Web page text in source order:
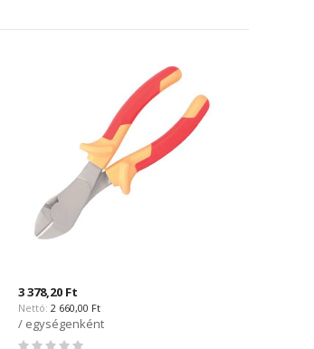
3 378,20 Ft
2 660,00 Ft
/ egységenként
Rating: